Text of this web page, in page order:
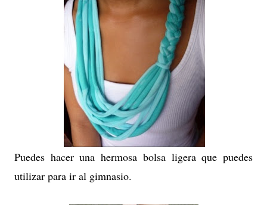
Puedes hacer una hermosa bolsa ligera que puedes
utilizar para ir al gimnasio.